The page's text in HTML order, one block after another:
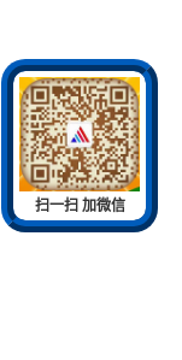
扫一扫 加微信